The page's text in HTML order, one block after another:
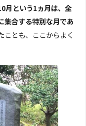
月という1ヵ月は、全
集合する特別な月であ
ことも、ここからよく